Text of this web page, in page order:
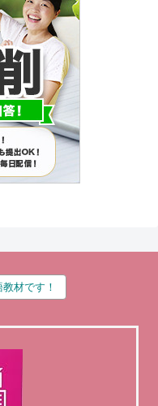
材です！